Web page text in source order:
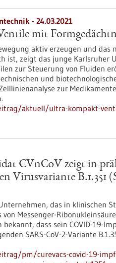
- 24.03.2021
mit
aktiv erzeugen und das
ist, zeigt das junge Karlsruher
zur Steuerung von Fluiden
und
zur
aktuell/ultra-kompakt-
CVnCoV zeigt in
Virusvariante B.1.351
das in klinischen
Messenger-
dass sein COVID-19-
SARS-CoV-2-Variante
pm/curevacs-covid-19-